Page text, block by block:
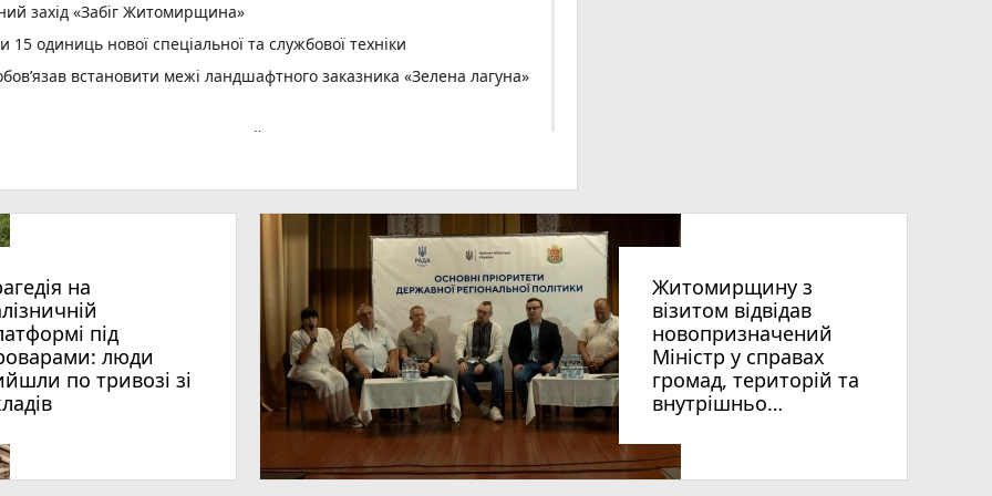
захід «Забіг Житомирщина»
одиниць нової спеціальної та службової техніки
встановити межі ландшафтного заказника «Зелена лагуна»
травми отримали двоє людей
один день - синоптик
день молоді
1,4 мільярда гривень єдиного податку
за міжнародні спортивні перемоги
пам’яті»
люди вийшли по тривозі зі складів
валізці
на
під
люди
по тривозі зі
Житомирщину з
візитом відвідав
новопризначений
Міністр у справах
громад, територій та
внутрішньо
України Віталій Безгін
photo_camera